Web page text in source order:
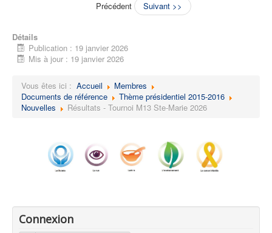
Précédent Suivant >>
Détails
Publication : 19 janvier 2026
Mis à jour : 19 janvier 2026
Vous êtes ici : Accueil
Membres
Documents de référence
Thème présidentiel 2015-2016
Nouvelles
Résultats - Tournoi M13 Ste-Marie 2026
Connexion